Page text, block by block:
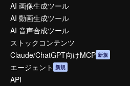
AI 画像生成ツール
AI 動画生成ツール
AI 音声合成ツール
ストックコンテンツ
Claude/ChatGPT向けMCP 新規
エージェント 新規
API